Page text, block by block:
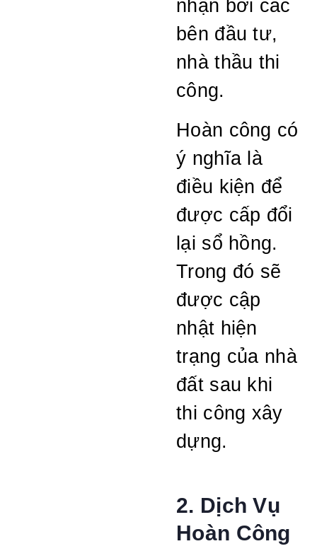
nhận bới các
bên đầu tư,
nhà thầu thi
công.
Hoàn công có
ý nghĩa là
điều kiện để
được cấp đổi
lại sổ hồng.
Trong đó sẽ
được cập
nhật hiện
trạng của nhà
đất sau khi
thi công xây
dựng.
2. Dịch Vụ
Hoàn Công